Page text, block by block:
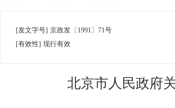
[发文字号] 京政发 〔1991〕 71号
[有效性] 现行有效
北京市人民政府